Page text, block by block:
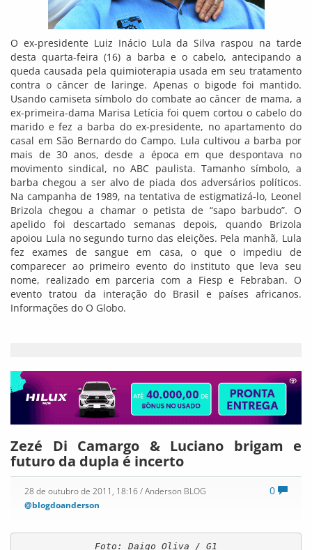
O ex-presidente Luiz Inácio Lula da Silva raspou na tarde
desta quarta-feira (16) a barba e o cabelo, antecipando a
queda causada pela quimioterapia usada em seu tratamento
contra o câncer de laringe. Apenas o bigode foi mantido.
Usando camiseta símbolo do combate ao câncer de mama, a
ex-primeira-dama Marisa Letícia foi quem cortou o cabelo do
marido e fez a barba do ex-presidente, no apartamento do
casal em São Bernardo do Campo. Lula cultivou a barba por
mais de 30 anos, desde a época em que despontava no
movimento sindical, no ABC paulista. Tamanho símbolo, a
barba chegou a ser alvo de piada dos adversários políticos.
Na campanha de 1989, na tentativa de estigmatizá-lo, Leonel
Brizola chegou a chamar o petista de “sapo barbudo”. O
apelido foi descartado semanas depois, quando Brizola
apoiou Lula no segundo turno das eleições. Pela manhã, Lula
fez exames de sangue em casa, o que o impediu de
comparecer ao primeiro evento do instituto que leva seu
nome, realizado em parceria com a Fiesp e Febraban. O
evento tratou da interação do Brasil e países africanos.
Informações do O Globo.
Zezé Di Camargo & Luciano brigam e
futuro da dupla é incerto
0
28 de outubro de 2011, 18:16/ Anderson BLOG
@blogdoanderson
Foto: Daigo Oliva / G1